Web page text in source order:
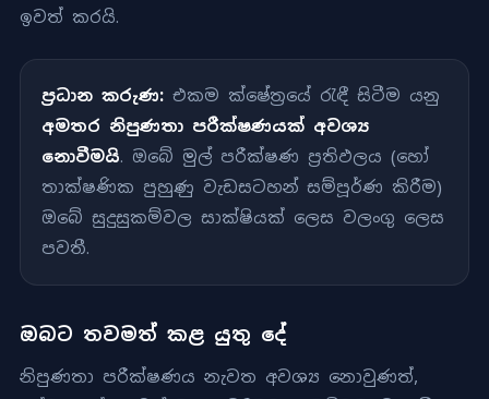
ඉවත් කරයි.
ප්‍රධාන කරුණ: එකම ක්ෂේත්‍රයේ රැඳී සිටීම යනු
අමතර නිපුණතා පරීක්ෂණයක් අවශ්‍ය
නොවීමයි. ඔබේ මුල් පරීක්ෂණ ප්‍රතිඵලය (හෝ
තාක්ෂණික පුහුණු වැඩසටහන් සම්පූර්ණ කිරීම)
ඔබේ සුදුසුකම්වල සාක්ෂියක් ලෙස වලංගු ලෙස
පවතී.
ඔබට තවමත් කළ යුතු දේ
නිපුණතා පරීක්ෂණය නැවත අවශ්‍ය නොවුණත්,